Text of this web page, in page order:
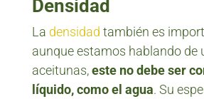
Densidad
La densidad también es
aunque estamos hablando de
aceitunas,este no debe ser
líquido, como el agua. Su